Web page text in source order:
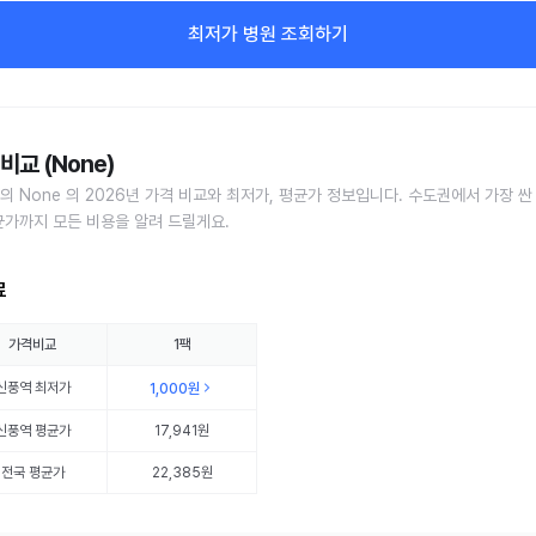
최저가 병원 조회하기
교 (None)
None 의 2026년 가격 비교와 최저가, 평균가 정보입니다. 수도권에서 가장 싼
가까지 모든 비용을 알려 드릴게요.
가격비교 1팩
풍역최저가 1,000원
풍역평균가 17,941원
전국 평균가 22,385원